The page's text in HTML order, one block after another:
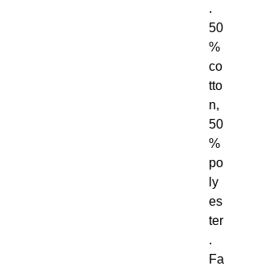
.
50
%
co
tto
n,
50
%
po
ly
es
ter
.
Fa